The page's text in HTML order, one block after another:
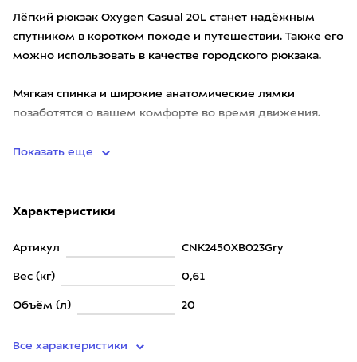
Лёгкий рюкзак Oxygen Casual 20L станет надёжным
спутником в коротком походе и путешествии. Также его
можно использовать в качестве городского рюкзака.
Мягкая спинка и широкие анатомические лямки
позаботятся о вашем комфорте во время движения.
Показать еще
Характеристики
Артикул CNK2450XB023Gry
Вес (кг) 0,61
Объём (л) 20
Все характеристики